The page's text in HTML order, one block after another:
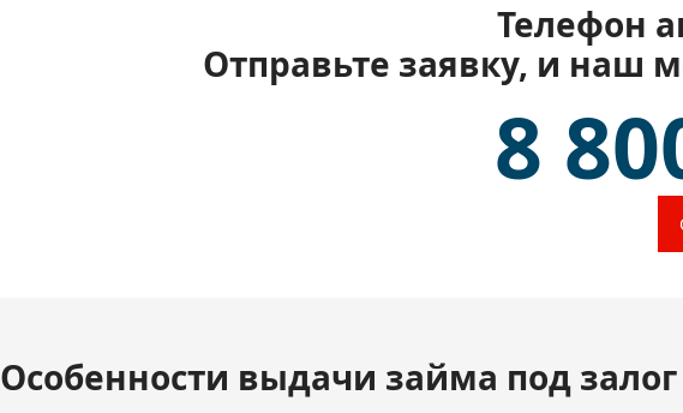
Телефон
Отправьте заявку, и наш
8
Особенности выдачи займа под